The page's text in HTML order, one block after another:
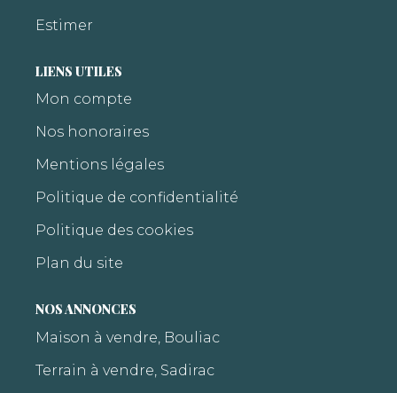
Estimer
LIENS UTILES
Mon compte
Nos honoraires
Mentions légales
Politique de confidentialité
Politique des cookies
Plan du site
NOS ANNONCES
Maison à vendre, Bouliac
Terrain à vendre, Sadirac